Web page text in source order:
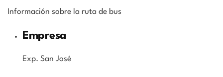
Información sobre la ruta de bus
Empresa
Exp. San José